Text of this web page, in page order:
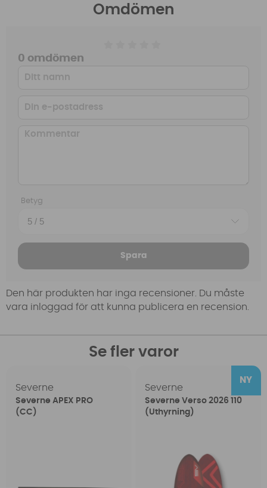
Omdömen
0 omdömen
Betyg
Spara
Den här produkten har inga recensioner. Du måste
vara inloggad för att kunna publicera en recension.
Se fler varor
Severne
Severne APEX PRO
(CC)
Severne
Severne Verso 2026 110
(Uthyrning)